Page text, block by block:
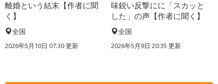
離婚という結末【作者に聞
く】
全国
2026年5月10日 07:30 更新
味鋭い反撃にに「スカッと
した」の声【作者に聞く】
全国
2026年5月9日 20:35 更新